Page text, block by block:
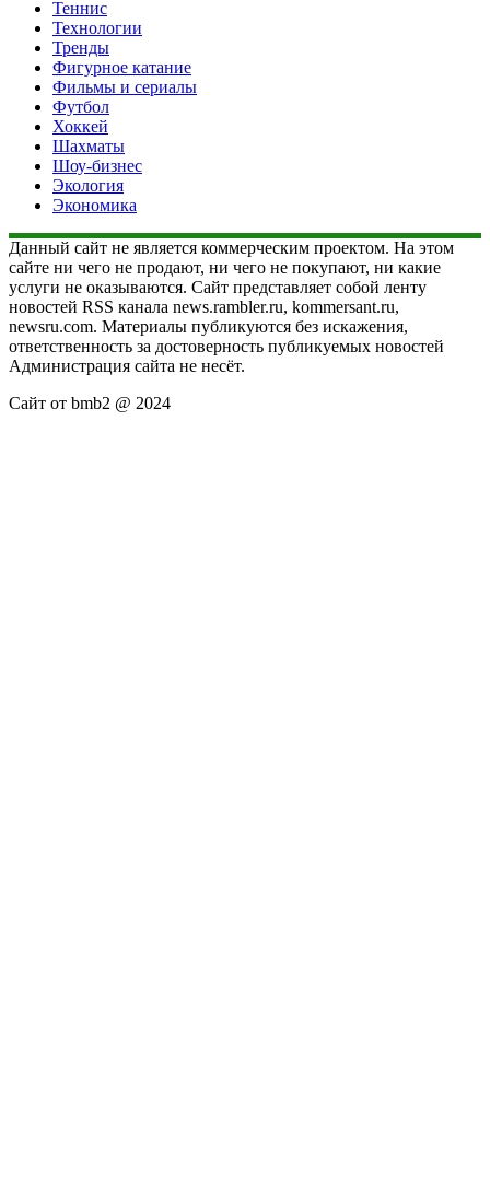
Теннис
Технологии
Тренды
Фигурное катание
Фильмы и сериалы
Футбол
Хоккей
Шахматы
Шоу-бизнес
Экология
Экономика
Данный сайт не является коммерческим проектом. На этом
сайте ни чего не продают, ни чего не покупают, ни какие
услуги не оказываются. Сайт представляет собой ленту
новостей RSS канала news.rambler.ru, kommersant.ru,
newsru.com. Материалы публикуются без искажения,
ответственность за достоверность публикуемых новостей
Администрация сайта не несёт.
Сайт от bmb2 @ 2024